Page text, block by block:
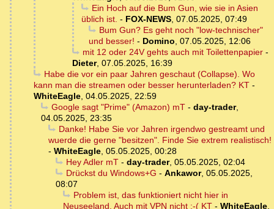
Ein Hoch auf die Bum Gun, wie sie in Asien
üblich ist. - FOX-NEWS, 07.05.2025, 07:49
Bum Gun? Es geht noch "low-technischer"
und besser! - Domino, 07.05.2025, 12:06
mit 12 oder 24V gehts auch mit Toilettenpapier-
Dieter, 07.05.2025, 16:39
Habe die vor ein paar Jahren geschaut (Collapse). Wo
kann man die streamen oder besser herunterladen? KT -
WhiteEagle, 04.05.2025, 22:59
Google sagt "Prime" (Amazon) mT- day-trader,
04.05.2025, 23:35
Danke! Habe Sie vor Jahren irgendwo gestreamt und
wuerde die gerne "besitzen". Finde Sie extrem realistisch!
- WhiteEagle, 05.05.2025, 00:28
Hey Adler mT- day-trader, 05.05.2025, 02:04
Drückst du Windows+G - Ankawor, 05.05.2025,
08:07
Problem ist, das funktioniert nicht hier in
Neuseeland. Auch mit VPN nicht :-( KT - WhiteEagle,